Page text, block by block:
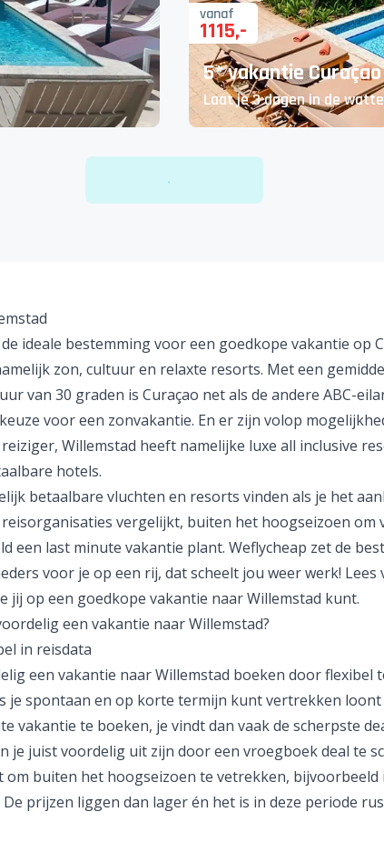
vanaf
1115,-
5* vakantie Curaçao
Laat je 3 dagen in de
ideale bestemming voor een goedkope vakantie op
zon, cultuur en relaxte resorts. Met een
van 30 graden is Curaçao net als de andere ABC-
voor een zonvakantie. En er zijn volop
Willemstad heeft namelijke luxe all inclusive
hotels.
betaalbare vluchten en resorts vinden als je het
vergelijkt, buiten het hoogseizoen om
een last minute vakantie plant. Weflycheap zet de
voor je op een rij, dat scheelt jou weer werk! Lees
jij op een goedkope vakantie naar Willemstad kunt.
een vakantie naar Willemstad?
in reisdata
een vakantie naar Willemstad boeken door flexibel
je spontaan en op korte termijn kunt vertrekken
vakantie te boeken, je vindt dan vaak de scherpste
je juist voordelig uit zijn door een vroegboek deal te
om buiten het hoogseizoen te vetrekken, bijvoorbeeld
prijzen liggen dan lager én het is in deze periode